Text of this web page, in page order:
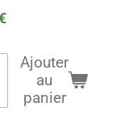
Ajouter
au
panier